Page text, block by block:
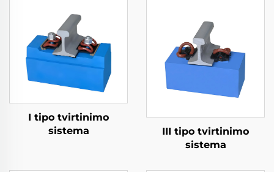
I tipo tvirtinimo
sistema
III tipo tvirtinimo
sistema